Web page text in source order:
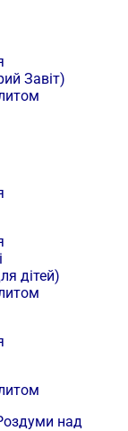
Завіт)
дітей)
над